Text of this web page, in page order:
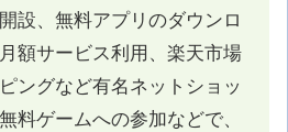
設、無料アプリのダウンロ
額サービス利用、楽天市場
ングなど有名ネットショッ
料ゲームへの参加などで、